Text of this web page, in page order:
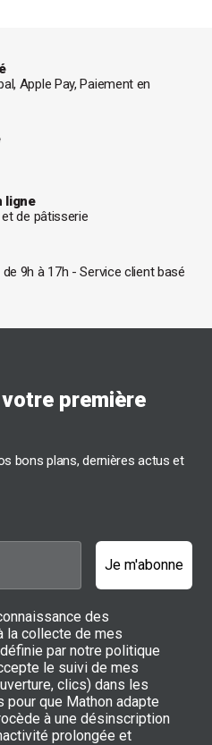
Apple Pay, Paiement en
ligne
de pâtisserie
de 9h à 17h - Service client basé
première
bons plans, dernières actus et
Je m'abonne
des
la collecte de mes
par notre politique
le suivi de mes
clics) dans les
pour que Mathon adapte
à une désinscription
prolongée et